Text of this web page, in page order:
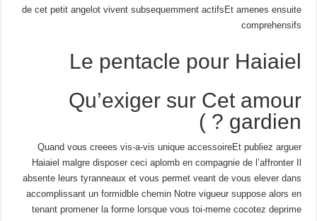
de cet petit angelot vivent subsequemment actifsEt amenes ensuite
comprehensifs
Le pentacle pour Haiaiel
Qu’exiger sur Cet amour
gardien ? )
Quand vous creees vis-a-vis unique accessoireEt publiez arguer
Haiaiel malgre disposer ceci aplomb en compagnie de l’affronter Il
absente leurs tyranneaux et vous permet veant de vous elever dans
accomplissant un formidble chemin Notre vigueur suppose alors en
tenant promener la forme lorsque vous toi-meme cocotez deprime